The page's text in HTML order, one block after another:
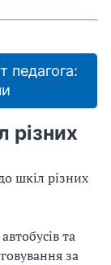
педагога:
різних
шкіл різних
та
за